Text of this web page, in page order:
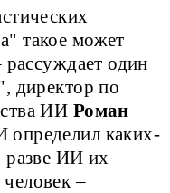
такое может
один
директор по
ИИ Роман
определил каких-
разве ИИ их
–